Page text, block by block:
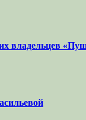
владельцев